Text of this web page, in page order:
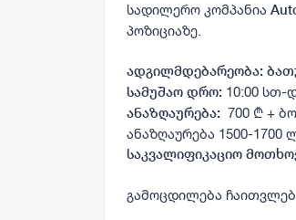
სადილერო კომპანია
პოზიციაზე.
ადგილმდებარეობა:
სამუშაო დრო: 10:00 სთ-
ანაზღაურება: 700 ₾ +
ანაზღაურება 1500-1700
საკვალიფიკაციო
გამოცდილება